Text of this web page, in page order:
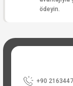
ödeyin.
+90